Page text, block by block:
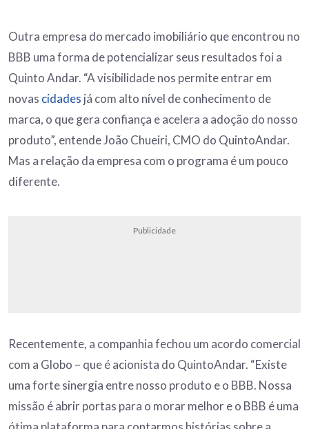
Outra empresa do mercado imobiliário que encontrou no
BBB uma forma de potencializar seus resultados foi a
Quinto Andar. “A visibilidade nos permite entrar em
novas cidades já com alto nível de conhecimento de
marca, o que gera confiança e acelera a adoção do nosso
produto”, entende João Chueiri, CMO do QuintoAndar.
Mas a relação da empresa com o programa é um pouco
diferente.
Publicidade
Recentemente, a companhia fechou um acordo comercial
com a Globo – que é acionista do QuintoAndar. “Existe
uma forte sinergia entre nosso produto e o BBB. Nossa
missão é abrir portas para o morar melhor e o BBB é uma